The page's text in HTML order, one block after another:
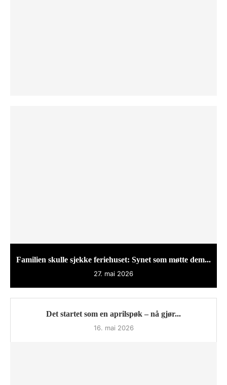
Familien skulle sjekke feriehuset: Synet som møtte dem...
27. mai 2026
Det startet som en aprilspøk – nå gjør...
16. mai 2026